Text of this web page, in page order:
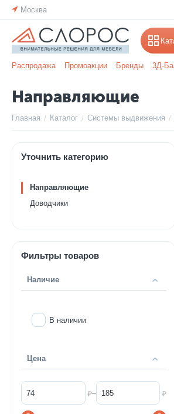
Москва
Распродажа Промоакции Бренды 3Д-
Направляющие
Главная / Каталог / Системы выдвижения /
Уточнить категорию
Направляющие
Доводчики
Фильтры товаров
Наличие
В наличии
Цена
₽– ₽